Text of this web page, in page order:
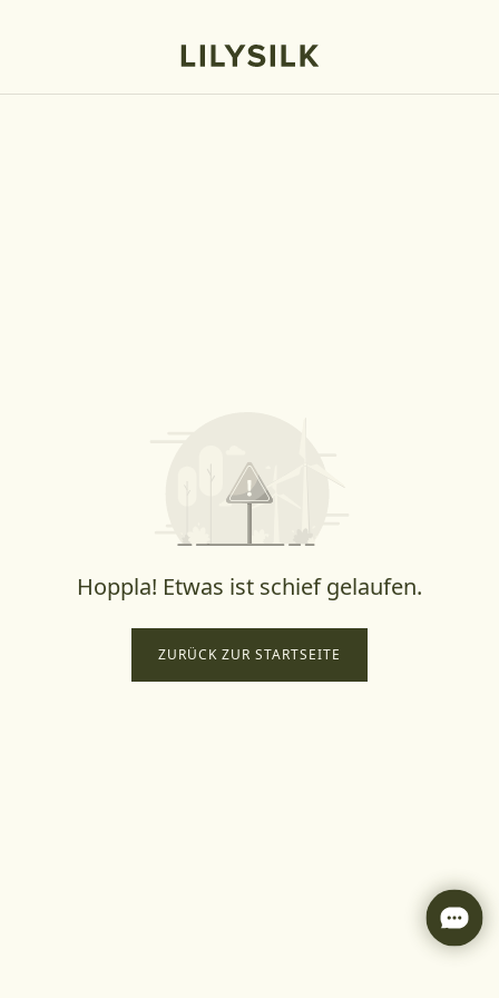
Hoppla! Etwas ist schief gelaufen.
ZURÜCK ZUR STARTSEITE